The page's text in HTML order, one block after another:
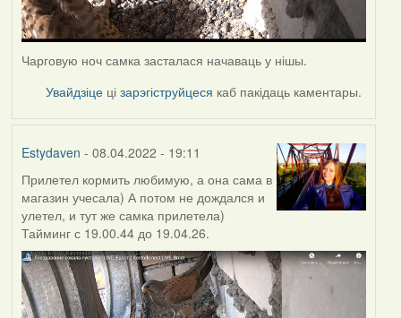
Чарговую ноч самка засталася начаваць у нішы.
Увайдзіце цізарэгіструйцеся каб пакідаць каментары.
Estydaven - 08.04.2022 - 19:11
Прилетел кормить любимую, а она сама в
магазин учесала) А потом не дождался и
улетел, и тут же самка прилетела)
Тайминг с 19.00.44 до 19.04.26.